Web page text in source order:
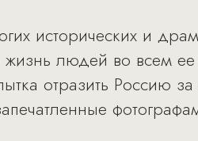
исторических и
жизнь людей во всем
отразить Россию